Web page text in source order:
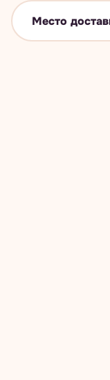
Место